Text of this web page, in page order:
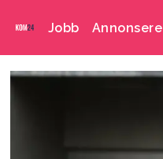
Jobb Annonsere
Emne: